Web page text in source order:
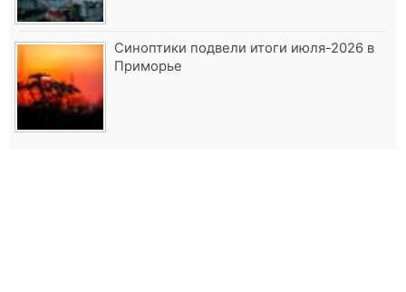
Синоптики подвели итоги июля-2026 в
Приморье